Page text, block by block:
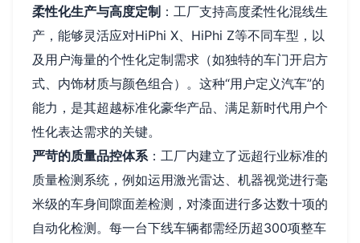
柔性化生产与高度定制 ：工厂支持高度柔性化混线生
产，能够灵活应对HiPhi X、HiPhi Z等不同车型，以
及用户海量的个性化定制需求（如独特的车门开启方
式、内饰材质与颜色组合）。这种“用户定义汽车”的
能力，是其超越标准化豪华产品、满足新时代用户个
性化表达需求的关键。
严苛的质量品控体系：工厂内建立了远超行业标准的
质量检测系统，例如运用激光雷达、机器视觉进行毫
米级的车身间隙面差检测，对漆面进行多达数十项的
自动化检测。每一台下线车辆都需经历超300项整车